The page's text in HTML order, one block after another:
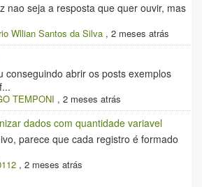
nao seja a resposta que quer ouvir, mas
Wllian Santos da Silva ,2 meses atrás
conseguindo abrir os posts exemplos
TEMPONI ,2 meses atrás
dados com quantidade variavel
parece que cada registro é formado
,2 meses atrás